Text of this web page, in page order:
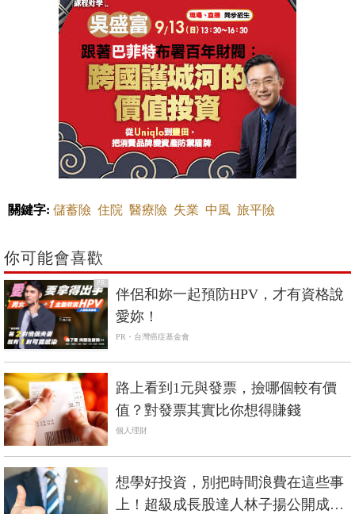
關鍵字: 儲蓄險 住院 醫療險 失業 中風 旅平險
你可能會喜歡
PR
伴侶和妳一起預防HPV，才有資格說
愛妳！
PR・台灣癌症基金會
路上看到1元與發票，撿哪個較有價
值？對發票其實比你想得賺錢
個人理財
想學好投資，別把時間浪費在這些事
上！超級成長股達人林子揚公開成功